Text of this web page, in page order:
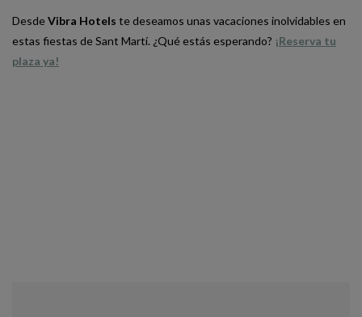
DesdeVibra Hotels te deseamos unas vacaciones inolvidables en
estas fiestas de Sant Martí. ¿Qué estás esperando? ¡Reserva tu
plaza ya!